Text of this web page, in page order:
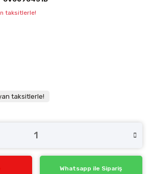
taksitlerle!
taksitlerle!
Whatsapp ile Sipariş